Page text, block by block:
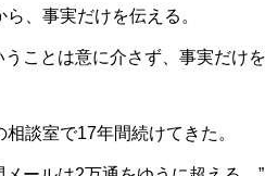
、事実だけを伝える。
ことは意に介さず、事実だけを
談室で17年間続けてきた。